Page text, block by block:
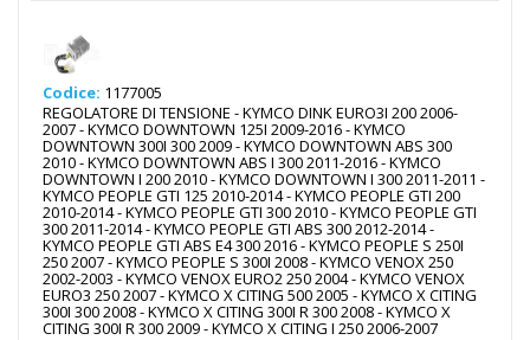
Codice: 1177005
REGOLATORE DI TENSIONE - KYMCO DINK EURO3I 200 2006-
2007 - KYMCO DOWNTOWN 125I 2009-2016 - KYMCO
DOWNTOWN 300I 300 2009 - KYMCO DOWNTOWN ABS 300
2010 - KYMCO DOWNTOWN ABS I 300 2011-2016 - KYMCO
DOWNTOWN I 200 2010 - KYMCO DOWNTOWN I 300 2011-2011 -
KYMCO PEOPLE GTI 125 2010-2014 - KYMCO PEOPLE GTI 200
2010-2014 - KYMCO PEOPLE GTI 300 2010 - KYMCO PEOPLE GTI
300 2011-2014 - KYMCO PEOPLE GTI ABS 300 2012-2014 -
KYMCO PEOPLE GTI ABS E4 300 2016 - KYMCO PEOPLE S 250I
250 2007 - KYMCO PEOPLE S 300I 2008 - KYMCO VENOX 250
2002-2003 - KYMCO VENOX EURO2 250 2004 - KYMCO VENOX
EURO3 250 2007 - KYMCO X CITING 500 2005 - KYMCO X CITING
300I 300 2008 - KYMCO X CITING 300I R 300 2008 - KYMCO X
CITING 300I R 300 2009 - KYMCO X CITING I 250 2006-2007